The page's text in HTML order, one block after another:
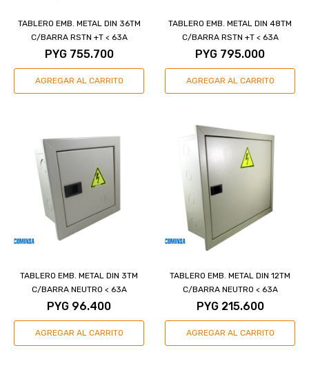
TABLERO EMB. METAL DIN 36TM
C/BARRA RSTN +T < 63A
PYG 755.700
TABLERO EMB. METAL DIN 48TM
C/BARRA RSTN +T < 63A
PYG 795.000
TABLERO EMB. METAL DIN 3TM
C/BARRA NEUTRO < 63A
PYG 96.400
TABLERO EMB. METAL DIN 12TM
C/BARRA NEUTRO < 63A
PYG 215.600